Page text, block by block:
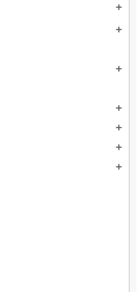
add
add
add
add
add
add
add